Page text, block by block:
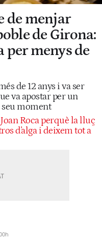
de menjar
de Girona:
menys de
de 12 anys i va ser
va apostar per un
seu moment
Roca perquè la lluç
d'alga i deixem tot a